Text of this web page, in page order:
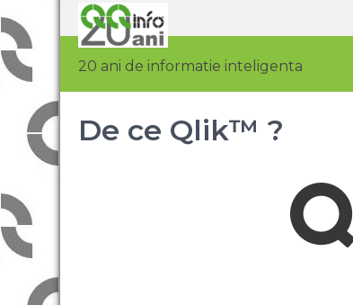
20 ani de informatie inteligenta
De ce Qlik™ ?